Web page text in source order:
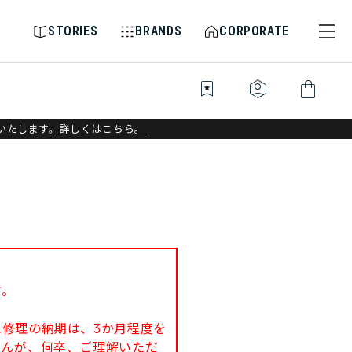
STORIES BRANDS CORPORATE
bookmark_star identity_platform shopping_bag
します。 詳しくはこちら。
理の納期は、3か月程度を
が、何卒、ご理解いただ